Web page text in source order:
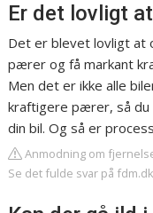
Er det lovligt
Det er blevet lovligt at
pærer og få markant
Men det er ikke alle
kraftigere pærer, så du
din bil. Og så er
Anmodning om
Se det fulde svar på fdm.dk